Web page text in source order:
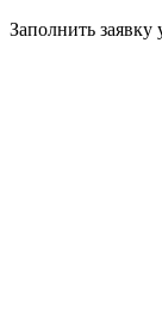
Заполнить заявку